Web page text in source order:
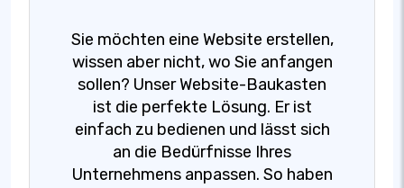
Sie möchten eine Website erstellen,
wissen aber nicht, wo Sie anfangen
sollen? Unser Website-Baukasten
ist die perfekte Lösung. Er ist
einfach zu bedienen und lässt sich
an die Bedürfnisse Ihres
Unternehmens anpassen. So haben